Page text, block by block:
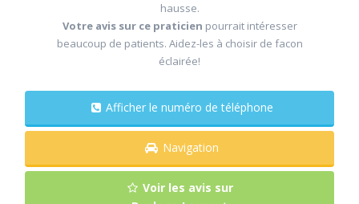
hausse.
Votre avis sur ce praticien pourrait intéresser
beaucoup de patients. Aidez-les à choisir de facon
éclairée!
Afficher le numéro de téléphone
Navigation
Voir les avis sur